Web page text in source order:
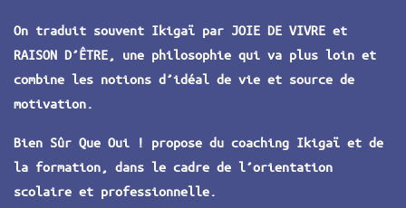
On traduit souvent Ikigaï par JOIE DE VIVRE et
RAISON D’ÊTRE, une philosophie qui va plus loin et
combine les notions d’idéal de vie et source de
motivation.
Bien Sûr Que Oui ! propose du coaching Ikigaï et de
la formation, dans le cadre de l’orientation
scolaire et professionnelle.